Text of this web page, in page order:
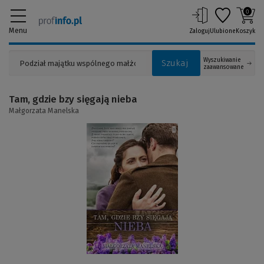
Menu
Szukaj
Wyszukiwanie
zaawansowane
ZalogujUlubione
0
Koszyk
(Link
innej
strony)
Tam, gdzie bzy sięgają nieba
Małgorzata Manelska